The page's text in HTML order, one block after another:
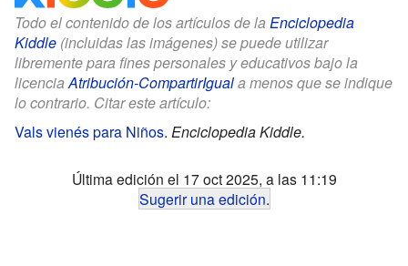
Todo el contenido de los artículos de la Enciclopedia
Kiddle (incluidas las imágenes) se puede utilizar
libremente para fines personales y educativos bajo la
licenciaAtribución-CompartirIguala menos que se indique
lo contrario. Citar este artículo:
Vals vienés para Niños. Enciclopedia Kiddle.
Última edición el 17 oct 2025, a las 11:19
Sugerir una edición.